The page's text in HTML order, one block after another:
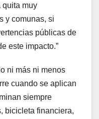
quita muy
y comunas, si
públicas de
este impacto.”
ni más ni menos
cuando se aplican
siempre
bicicleta financiera,